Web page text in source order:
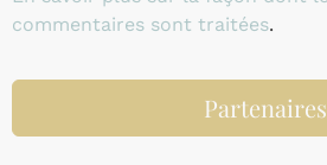
commentaires sont traitées.
Partenaires